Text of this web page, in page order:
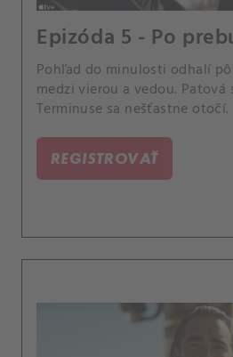
Epizóda 5 - Po
Pohľad do minulosti odhalí
medzi vierou a vedou. Patová
Terminuse sa nešťastne otočí.
REGISTROVAŤ